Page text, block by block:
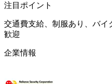
注目ポイント
交通費支給、制服あり、バ
歓迎
企業情報